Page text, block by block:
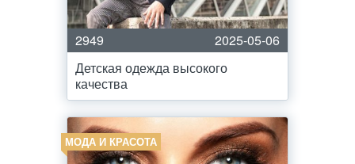
2949
2025-05-06
Детская одежда высокого
качества
МОДА И КРАСОТА